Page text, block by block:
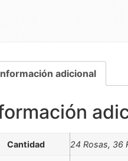
adicional
Cantidad 24 Rosas, 36